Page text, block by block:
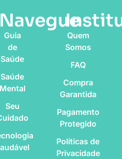
Navegue
Guia
de
Saúde
Saúde
Mental
Seu
Quem
Somos
FAQ
Compra
Garantida
Pagamento
Protegido
Políticas de
Privacidade